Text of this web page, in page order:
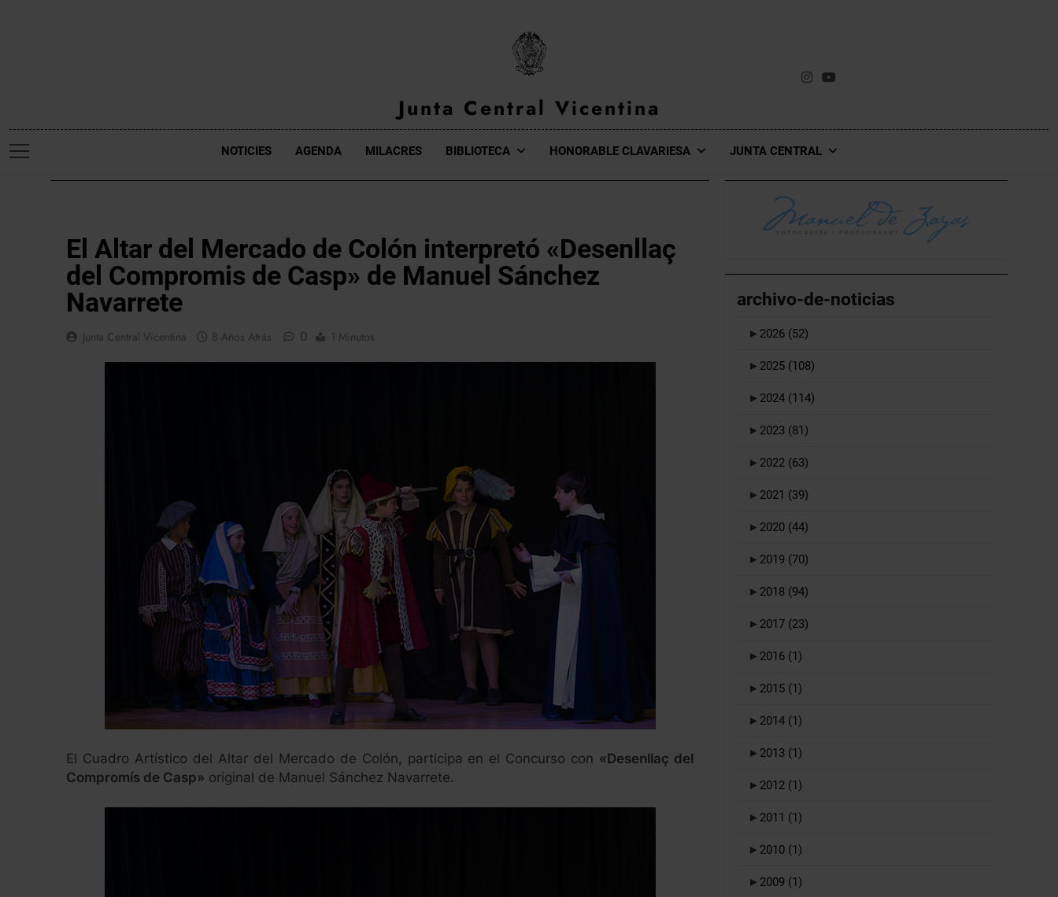
Junta Central Vicentina
Web Oficial De La Junta Central Vicentina De Valencia
NOTICIES AGENDA MILACRES BIBLIOTECA HONORABLE CLAVARIESA JUNTA CENTRAL
El Altar del Mercado de Colón interpretó «Desenllaç
del Compromis de Casp» de Manuel Sánchez
Navarrete
Junta Central Vicentina 8 Años Atrás 0 1 Minutos
El Cuadro Artístico del Altar del Mercado de Colón, participa en el Concurso con «Desenllaç del
Compromís de Casp» original de Manuel Sánchez Navarrete.
archivo-de-noticias
► 2026 (52)
► 2025 (108)
► 2024 (114)
► 2023 (81)
► 2022 (63)
► 2021 (39)
► 2020 (44)
► 2019 (70)
► 2018 (94)
► 2017 (23)
► 2016 (1)
► 2015 (1)
► 2014 (1)
► 2013 (1)
► 2012 (1)
► 2011 (1)
► 2010 (1)
► 2009 (1)